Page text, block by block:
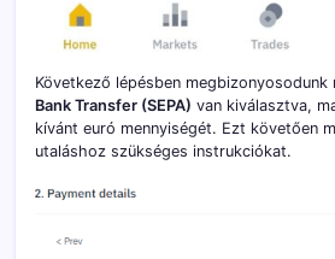
Következő lépésben
Bank Transfer (SEPA) van kiválasztva,
kívánt euró mennyiségét. Ezt követően
utaláshoz szükséges instrukciókat.